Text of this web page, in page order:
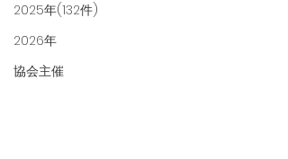
2025年(132件)
2026年
協会主催